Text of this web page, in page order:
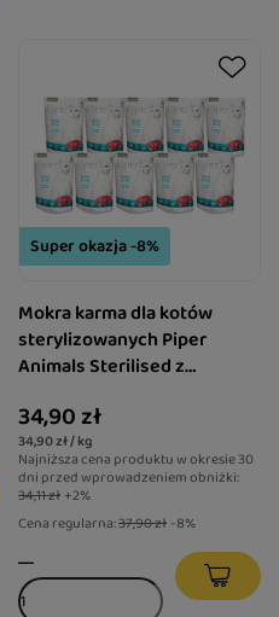
Super okazja -8%
Mokra karma dla kotów
sterylizowanych Piper
Animals Sterilised z
g
34,90 zł
34,90 zł / kg
Najniższa cena produktu w okresie 30
dni przed wprowadzeniem obniżki:
34,11 zł +2%
Cena regularna:37,90 zł -8%